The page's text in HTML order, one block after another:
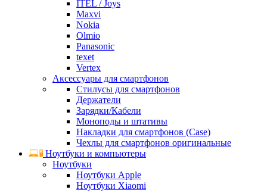
ITEL / Joys
Maxvi
Nokia
Olmio
Panasonic
texet
Vertex
Аксессуары для смартфонов
Стилусы для смартфонов
Держатели
Зарядки/Кабели
Моноподы и штативы
Накладки для смартфонов (Case)
Чехлы для смартфонов оригинальные
Ноутбуки и компьютеры
Ноутбуки
Ноутбуки Apple
Ноутбуки Xiaomi